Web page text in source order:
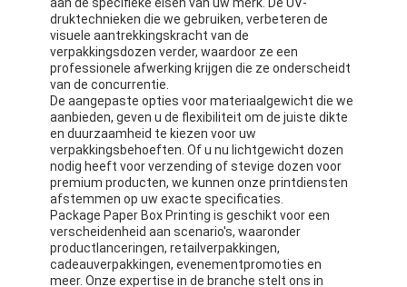
Elektronische verpakkingsdoos
document giftzakken
Stijve giftdoos
opvouwbare papieren doos
toonbank
Kleinschappen voor de winkel
Kleefkleefmerk
druktechnieken die we gebruiken, verbeteren de
visuele aantrekkingskracht van de
verpakkingsdozen verder, waardoor ze een
professionele afwerking krijgen die ze onderscheidt
van de concurrentie.
De aangepaste opties voor materiaalgewicht die we
aanbieden, geven u de flexibiliteit om de juiste dikte
en duurzaamheid te kiezen voor uw
verpakkingsbehoeften. Of u nu lichtgewicht dozen
nodig heeft voor verzending of stevige dozen voor
premium producten, we kunnen onze printdiensten
afstemmen op uw exacte specificaties.
Package Paper Box Printing is geschikt voor een
verscheidenheid aan scenario's, waaronder
productlanceringen, retailverpakkingen,
cadeauverpakkingen, evenementpromoties en
meer. Onze expertise in de branche stelt ons in